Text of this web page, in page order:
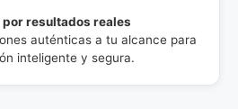
por resultados reales
auténticas a tu alcance para
inteligente y segura.